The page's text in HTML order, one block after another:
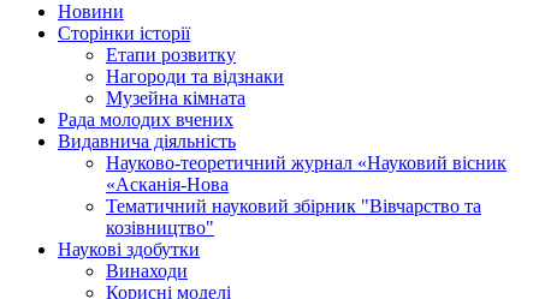
Новини
Сторінки історії
Етапи розвитку
Нагороди та відзнаки
Музейна кімната
Рада молодих вчених
Видавнича діяльність
Науково-теоретичний журнал «Науковий вісник
«Асканія-Нова
Тематичний науковий збірник "Вівчарство та
козівництво"
Наукові здобутки
Винаходи
Корисні моделі